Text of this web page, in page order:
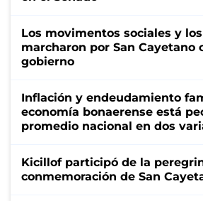
Los movimentos sociales y
marcharon por San Cayetano
gobierno
Inflación y endeudamiento
economía bonaerense está
promedio nacional en dos
Kicillof participó de la
conmemoración de San